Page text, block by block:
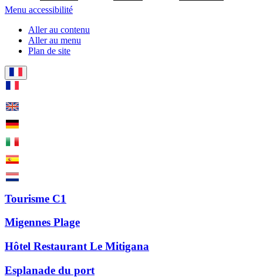
Menu accessibilité
Aller au contenu
Aller au menu
Plan de site
Tourisme C1
Migennes Plage
Hôtel Restaurant Le Mitigana
Esplanade du port